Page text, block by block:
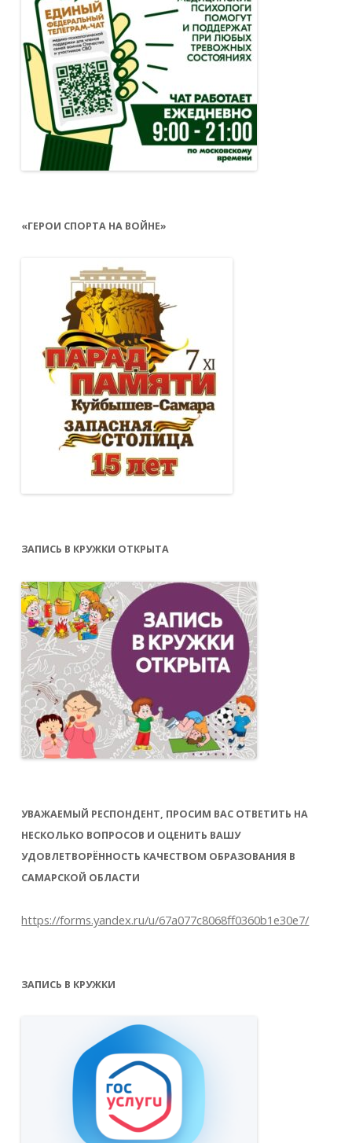
«ГЕРОИ СПОРТА НА ВОЙНЕ»
ЗАПИСЬ В КРУЖКИ ОТКРЫТА
УВАЖАЕМЫЙ РЕСПОНДЕНТ, ПРОСИМ ВАС ОТВЕТИТЬ НА
НЕСКОЛЬКО ВОПРОСОВ И ОЦЕНИТЬ ВАШУ
УДОВЛЕТВОРЁННОСТЬ КАЧЕСТВОМ ОБРАЗОВАНИЯ В
САМАРСКОЙ ОБЛАСТИ
https://forms.yandex.ru/u/67a077c8068ff0360b1e30e7/
ЗАПИСЬ В КРУЖКИ